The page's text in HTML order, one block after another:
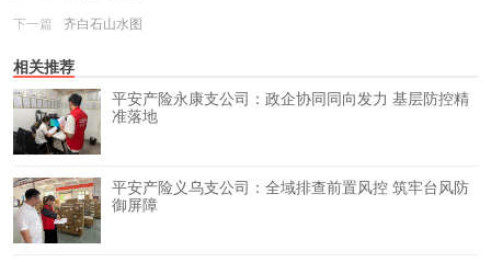
下一篇
齐白石山水图
相关推荐
平安产险永康支公司：政企协同同向发力 基层防控精
准落地
平安产险义乌支公司：全域排查前置风控 筑牢台风防
御屏障